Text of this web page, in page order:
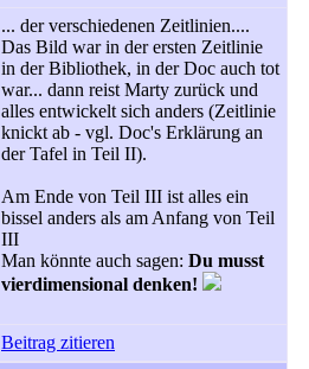
... der verschiedenen Zeitlinien....
Das Bild war in der ersten Zeitlinie
in der Bibliothek, in der Doc auch tot
war... dann reist Marty zurück und
alles entwickelt sich anders (Zeitlinie
knickt ab - vgl. Doc's Erklärung an
der Tafel in Teil II).
Am Ende von Teil III ist alles ein
bissel anders als am Anfang von Teil
III
Man könnte auch sagen: Du musst
vierdimensional denken!
Beitrag zitieren